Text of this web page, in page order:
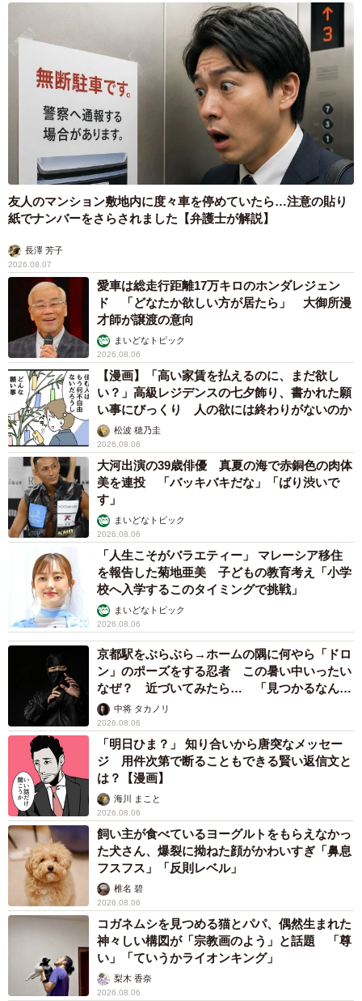
友人のマンション敷地内に度々車を停めていたら…注意の貼り
紙でナンバーをさらされました【弁護士が解説】
長澤 芳子
2026.08.07
愛車は総走行距離17万キロのホンダレジェン
ド 「どなたか欲しい方が居たら」 大御所漫
才師が譲渡の意向
まいどなトピック
2026.08.06
【漫画】「高い家賃を払えるのに、まだ欲し
い？」高級レジデンスの七夕飾り、書かれた願
い事にびっくり 人の欲には終わりがないのか
松波 穂乃圭
2026.08.06
大河出演の39歳俳優 真夏の海で赤銅色の肉体
美を連投 「バッキバキだな」「ばり渋いで
す」
まいどなトピック
2026.08.06
「人生こそがバラエティー」 マレーシア移住
を報告した菊地亜美 子どもの教育考え「小学
校へ入学するこのタイミングで挑戦」
まいどなトピック
2026.08.06
京都駅をぶらぶら→ホームの隅に何やら「ドロ
ン」のポーズをする忍者 この暑い中いったい
なぜ？ 近づいてみたら… 「見つかるなんて
未熟」中将 タカノリ
2026.08.06
「明日ひま？」 知り合いから唐突なメッセー
ジ 用件次第で断ることもできる賢い返信文と
は？【漫画】
海川 まこと
2026.08.06
飼い主が食べているヨーグルトをもらえなかっ
た犬さん、爆裂に拗ねた顔がかわいすぎ「鼻息
フスフス」「反則レベル」
椎名 碧
2026.08.06
コガネムシを見つめる猫とパパ、偶然生まれた
神々しい構図が「宗教画のよう」と話題 「尊
い」「ていうかライオンキング」
梨木 香奈
2026.08.06